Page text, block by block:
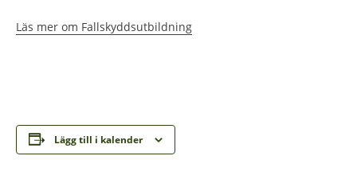
Läs mer om Fallskyddsutbildning
Lägg till i kalender